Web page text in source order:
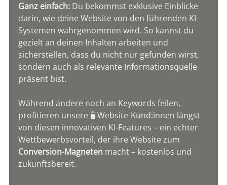
Ganz einfach: Du bekommst exklusive Einblicke
darin, wie deine Website von den führenden KI-
Systemen wahrgenommen wird. So kannst du
gezielt an deinen Inhalten arbeiten und
sicherstellen, dass du nicht nur gefunden wirst,
sondern auch als relevante Informationsquelle
präsent bist.
Während andere noch an Keywords feilen,
profitieren unsere 🖥️ Website-Kund:innen längst
von diesen innovativen KI-Features – ein echter
Wettbewerbsvorteil, der ihre Website zum
Conversion-Magneten macht – kostenlos und
zukunftsbereit.